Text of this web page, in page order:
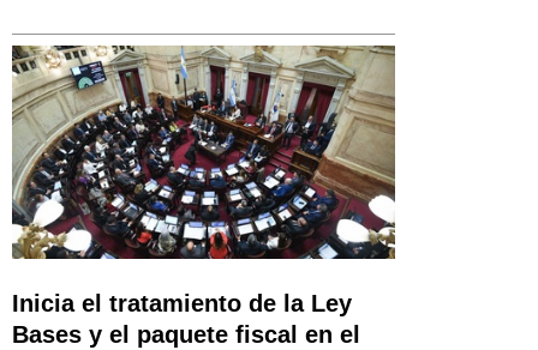
Inicia el tratamiento de la Ley
Bases y el paquete fiscal en el